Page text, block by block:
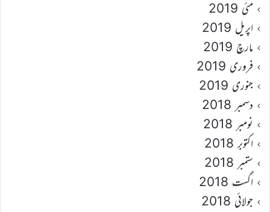
مئی 2019
اپریل 2019
مارچ 2019
فروری 2019
جنوری 2019
دسمبر 2018
نومبر 2018
اکتوبر 2018
ستمبر 2018
اگست 2018
جولائی 2018